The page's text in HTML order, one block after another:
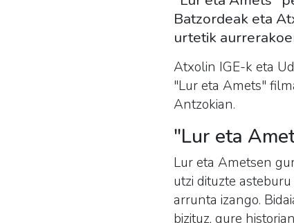
Batzordeak eta
urtetik
Atxolin IGE-k eta
"Lur eta Amets"
Antzokian.
"Lur eta
Lur eta Ametsen
utzi dituzte
arrunta izango.
bizituz, gure